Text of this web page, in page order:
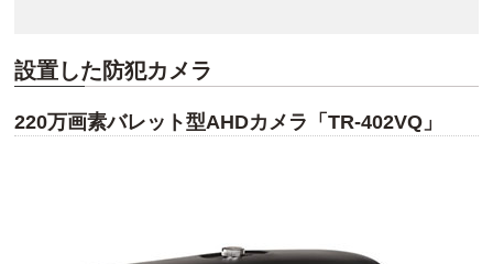
設置した防犯カメラ
220万画素バレット型AHDカメラ「TR-402VQ」